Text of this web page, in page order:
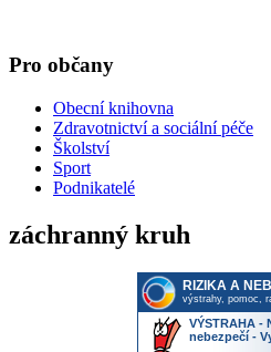
Pro občany
Obecní knihovna
Zdravotnictví a sociální péče
Školství
Sport
Podnikatelé
záchranný kruh